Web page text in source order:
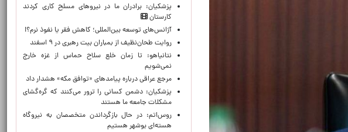
پزشکیان: برادران ما در نیروهای مسلح کاری کردند
کارستان
آژانس‌های توسعه بین‌المللی؛ کاهش فقر یا نفوذ نرم؟!
روایت طحان‌نظیف از بمباران بیت رهبری در ۹ اسفند
نتانیاهو: تا زمان خلع سلاح حماس از غزه خارج
نمی‌شویم
مرجع عراقی درباره پیامدهای «توافق مکه» هشدار داد
پزشکیان: دشمن کسانی را ترور می‌کنند که گره‌گشای
مشکلات جامعه ما هستند
روس‌اتم: در حال بازگرداندن متخصصان به نیروگاه
هسته‌ای بوشهر هستیم